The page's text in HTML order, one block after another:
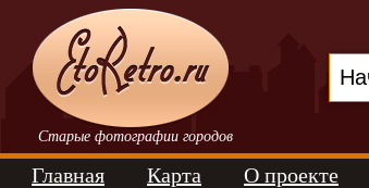
Старые фотографии городов
Главная Карта О проекте